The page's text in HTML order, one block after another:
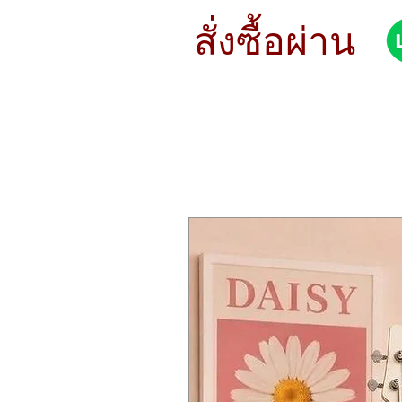
METAL B20
SOUND Dark
WEIGHT Thin
สั่งซื้อผ่าน